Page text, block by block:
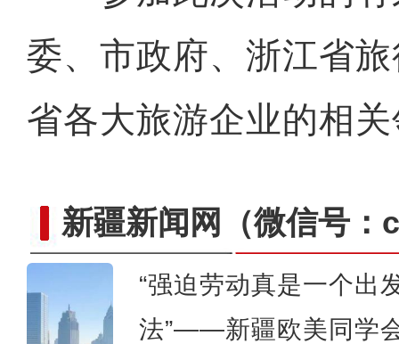
委、市政府、浙江省
省各大旅游企业的相
新疆新闻网 （微信号
“强迫劳动真是一个出
法”——新疆欧美同学
新疆库车小学生暑期乐